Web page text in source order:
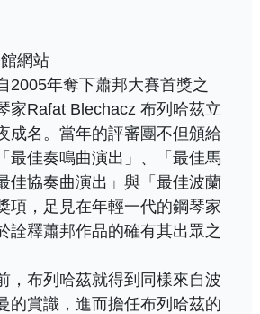
網站
2005年奪下蕭邦大賽首獎之
家Rafat Blechacz 布列哈茲立
成名。當年的評審團不但頒給
最佳奏鳴曲演出」、「最佳馬
佳協奏曲演出」與「最佳波蘭
項，足見在年輕一代的鋼琴家
詮釋蕭邦作品的確有其出眾之
，布列哈茲就得到同樣來自波
的賞識，進而擔任布列哈茲的